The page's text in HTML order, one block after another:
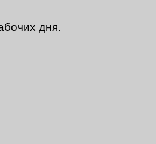
дня.